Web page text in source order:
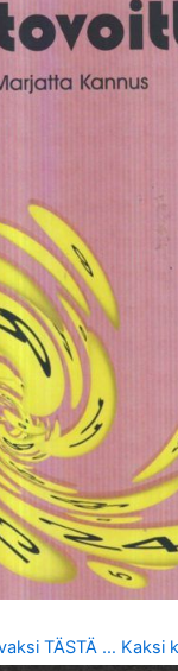
TÄSTÄ … Kaksi